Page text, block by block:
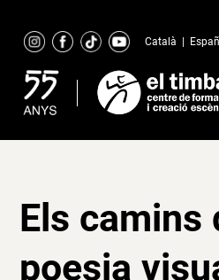
content
Català
Els camins
poesia